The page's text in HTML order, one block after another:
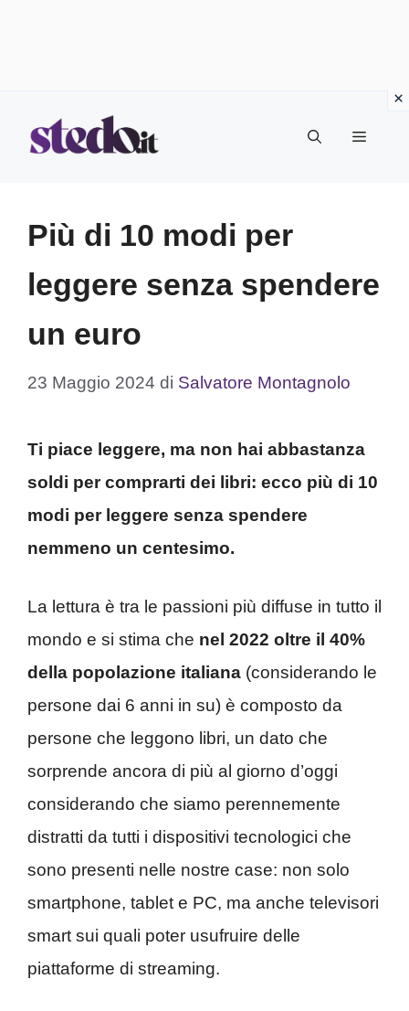
Menu
Più di 10 modi per
leggere senza spendere
un euro
23 Maggio 2024 di Salvatore Montagnolo
Ti piace leggere, ma non hai abbastanza
soldi per comprarti dei libri: ecco più di 10
modi per leggere senza spendere
nemmeno un centesimo.
La lettura è tra le passioni più diffuse in tutto il
mondo e si stima che nel 2022 oltre il 40%
della popolazione italiana (considerando le
persone dai 6 anni in su) è composto da
persone che leggono libri, un dato che
sorprende ancora di più al giorno d’oggi
considerando che siamo perennemente
distratti da tutti i dispositivi tecnologici che
sono presenti nelle nostre case: non solo
smartphone, tablet e PC, ma anche televisori
smart sui quali poter usufruire delle
piattaforme di streaming.